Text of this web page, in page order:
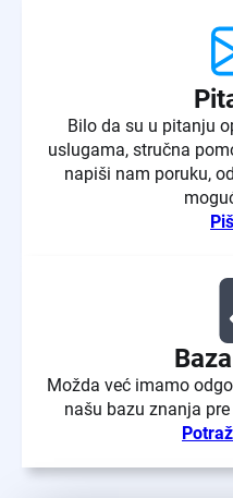
Bilo da su u pitanju
uslugama, stručna
napiši nam poruku,
Možda već imamo
našu bazu znanja